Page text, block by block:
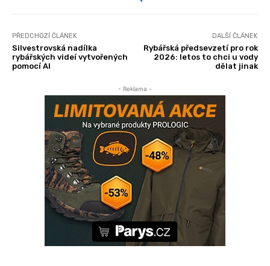
PŘEDCHOZÍ ČLÁNEK
Silvestrovská nadílka
rybářských videí vytvořených
pomocí AI
DALŠÍ ČLÁNEK
Rybářská předsevzetí pro rok
2026: letos to chci u vody
dělat jinak
- Reklama -